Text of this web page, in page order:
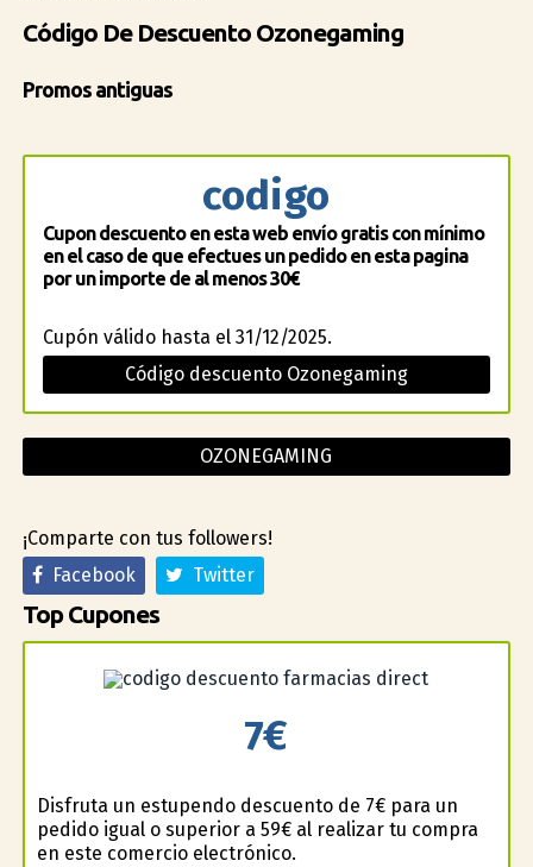
Código De Descuento Ozonegaming
Promos antiguas
codigo
Cupon descuento en esta web envío gratis con mínimo
en el caso de que efectues un pedido en esta pagina
por un importe de al menos 30€
Cupón válido hasta el 31/12/2025.
Código descuento Ozonegaming
OZONEGAMING
¡Comparte con tus followers!
Facebook
Twitter
Top Cupones
7€
Disfruta un estupendo descuento de 7€ para un
pedido igual o superior a 59€ al realizar tu compra
en este comercio electrónico.